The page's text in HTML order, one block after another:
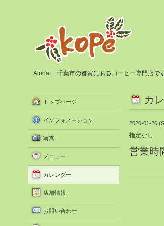
Aloha! 千葉市の都賀にあるコーヒー専門店です
カ
2020-01-26
指定なし
営業時
トップページ
インフォメーション
写真
メニュー
カレンダー
店舗情報
お問い合わせ